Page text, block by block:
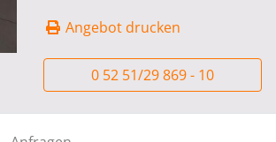
Angebot drucken
0 52 51/29 869 - 10